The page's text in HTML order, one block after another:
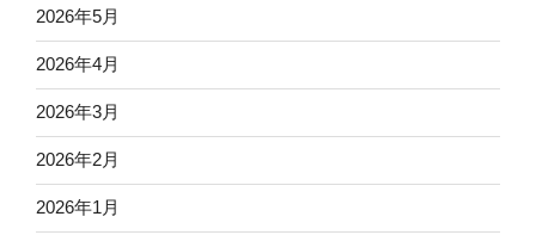
2026年5月
2026年4月
2026年3月
2026年2月
2026年1月